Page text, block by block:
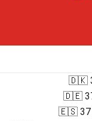
🇩🇰
🇩🇪 37
🇪🇸 37